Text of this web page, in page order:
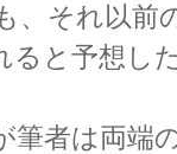
、それ以前
ると予想し
筆者は両端